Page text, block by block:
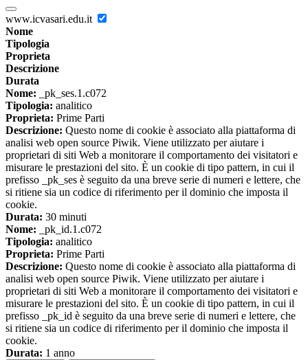
www.icvasari.edu.it
Nome
Tipologia
Proprieta
Descrizione
Durata
Nome: _pk_ses.1.c072
Tipologia: analitico
Proprieta: Prime Parti
Descrizione: Questo nome di cookie è associato alla piattaforma di
analisi web open source Piwik. Viene utilizzato per aiutare i
proprietari di siti Web a monitorare il comportamento dei visitatori e
misurare le prestazioni del sito. È un cookie di tipo pattern, in cui il
prefisso _pk_ses è seguito da una breve serie di numeri e lettere, che
si ritiene sia un codice di riferimento per il dominio che imposta il
cookie.
Durata: 30 minuti
Nome: _pk_id.1.c072
Tipologia: analitico
Proprieta: Prime Parti
Descrizione: Questo nome di cookie è associato alla piattaforma di
analisi web open source Piwik. Viene utilizzato per aiutare i
proprietari di siti Web a monitorare il comportamento dei visitatori e
misurare le prestazioni del sito. È un cookie di tipo pattern, in cui il
prefisso _pk_id è seguito da una breve serie di numeri e lettere, che
si ritiene sia un codice di riferimento per il dominio che imposta il
cookie.
Durata: 1 anno